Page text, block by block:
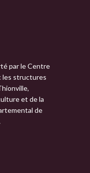
par le Centre
les structures
et de la
de